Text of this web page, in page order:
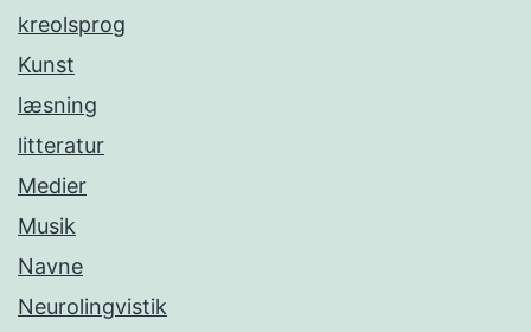
kreolsprog
Kunst
læsning
litteratur
Medier
Musik
Navne
Neurolingvistik